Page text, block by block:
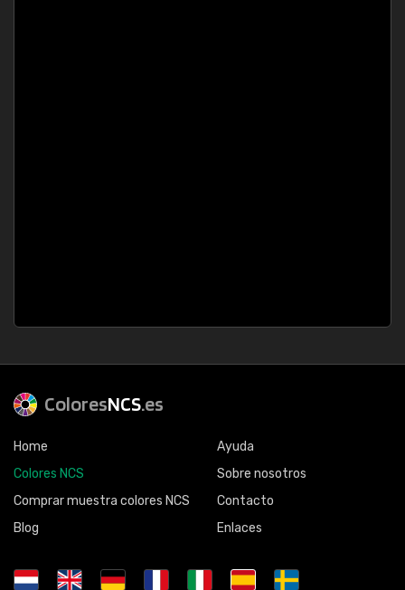
ColoresNCS.es
Home
Colores NCS
Comprar muestra colores NCS
Blog
Ayuda
Sobre nosotros
Contacto
Enlaces